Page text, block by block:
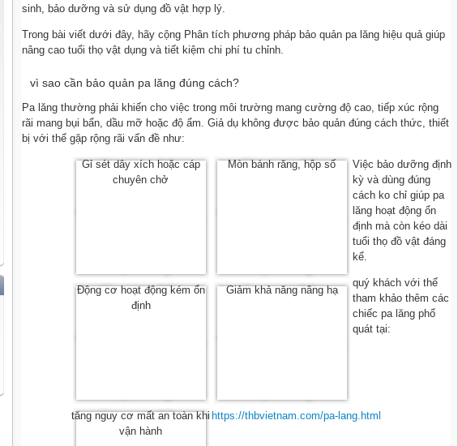
sinh, bảo dưỡng và sử dụng đồ vật hợp lý.
Trong bài viết dưới đây, hãy cộng Phân tích phương pháp bảo quản pa lăng hiệu quả giúp
nâng cao tuổi thọ vật dụng và tiết kiệm chi phí tu chỉnh.
vì sao cần bảo quản pa lăng đúng cách?
Pa lăng thường phải khiến cho việc trong môi trường mang cường độ cao, tiếp xúc rộng
rãi mang bụi bẩn, dầu mỡ hoặc độ ẩm. Giả dụ không được bảo quản đúng cách thức, thiết
bị với thể gặp rộng rãi vấn đề như:
Gỉ sét dây xích hoặc cáp
chuyên chở
Mòn bánh răng, hộp số
Động cơ hoạt động kém ổn
định
Giảm khả năng nâng hạ
tăng nguy cơ mất an toàn khi
vận hành
Việc bảo dưỡng định
kỳ và dùng đúng
cách ko chỉ giúp pa
lăng hoạt động ổn
định mà còn kéo dài
tuổi thọ đồ vật đáng
kể.
quý khách với thể
tham khảo thêm các
chiếc pa lăng phổ
quát tại:
https://thbvietnam.com/pa-lang.html